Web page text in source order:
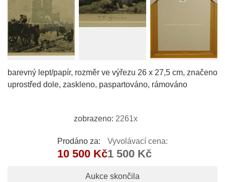
barevný lept/papír, rozměr ve výřezu 26 x 27,5 cm, značeno
uprostřed dole, zaskleno, paspartováno, rámováno
zobrazeno: 2261x
Prodáno za:
10 500 Kč
Vyvolávací cena:
1 500 Kč
Aukce skončila